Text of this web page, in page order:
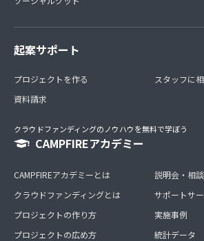
起案サポート
プロジェクトを作る
資料請求
スタッフに
クラウドファンディングのノウハウを無料で学ぼう
CAMPFIREアカデミー
CAMPFIREアカデミーとは
クラウドファンディングとは
プロジェクトの作り方
プロジェクトの広め方
説明会・相
サポートサ
実施事例
統計データ